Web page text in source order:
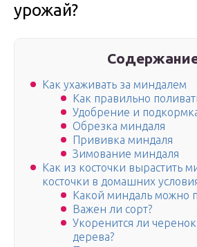
урожай?
Как ухаживать за миндалем
Как правильно
Удобрение и
Обрезка миндаля
Прививка миндаля
Зимование миндаля
Как из косточки вырастить
косточки в домашних
Какой миндаль можно
Важен ли сорт?
Укоренится ли
дерева?